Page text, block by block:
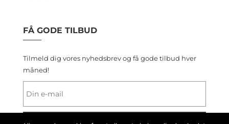
FÅ GODE TILBUD
Tilmeld dig vores nyhedsbrev og få gode tilbud hver
måned!